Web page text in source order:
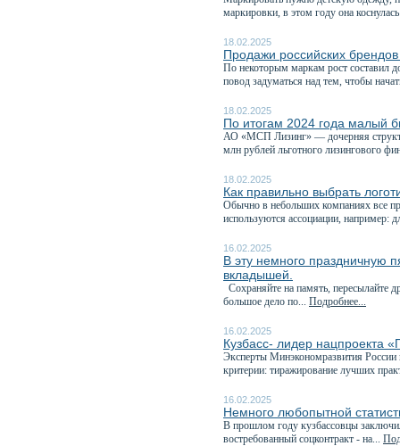
маркировки, в этом году она
18.02.2025
Продажи российских
По некоторым маркам рост составил
повод задуматься над тем, чтобы
18.02.2025
По итогам 2024 года малый
АО «МСП Лизинг» — дочерняя
млн рублей льготного лизингового
18.02.2025
Как правильно выбрать
Обычно в небольших компаниях все
используются ассоциации, например:
16.02.2025
В эту немного праздничную
вкладышей.
Сохраняйте на память, пересылайте
большое дело по... Подробнее...
16.02.2025
Кузбасс- лидер нацпроекта
Эксперты Минэкономразвития России
критерии: тиражирование лучших
16.02.2025
Немного любопытной
В прошлом году кузбассовцы
востребованный соцконтракт - на...